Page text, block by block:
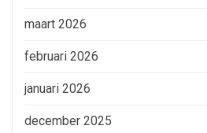
maart 2026
februari 2026
januari 2026
december 2025